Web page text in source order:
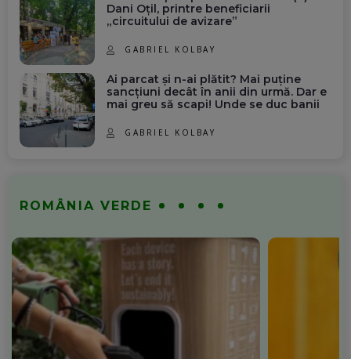
Dani Oțil, printre beneficiarii
„circuitului de avizare”
GABRIEL KOLBAY
Ai parcat și n-ai plătit? Mai puține
sancțiuni decât în anii din urmă. Dar e
mai greu să scapi! Unde se duc banii
GABRIEL KOLBAY
ROMÂNIA VERDE